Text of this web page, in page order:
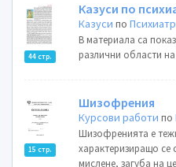
44 стр.
Казуси по
Казуси по
В материала са
различни области
15 стр.
Шизофрения
Курсови работи по
Шизофренията е
характеризиращо се
мислене, загуба на